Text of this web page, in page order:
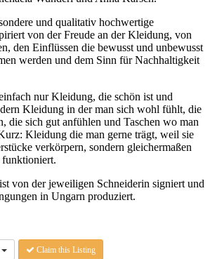
und qualitativ hochwertige
von der Freude an der Kleidung, von
den Einflüssen die bewusst und unbewusst
werden und dem Sinn für Nachhaltigkeit
nur Kleidung, die schön ist und
Kleidung in der man sich wohl fühlt, die
die sich gut anfühlen und Taschen wo man
Kleidung die man gerne trägt, weil sie
verkörpern, sondern gleichermaßen
von der jeweiligen Schneiderin signiert und
in Ungarn produziert.
Claim this Listing